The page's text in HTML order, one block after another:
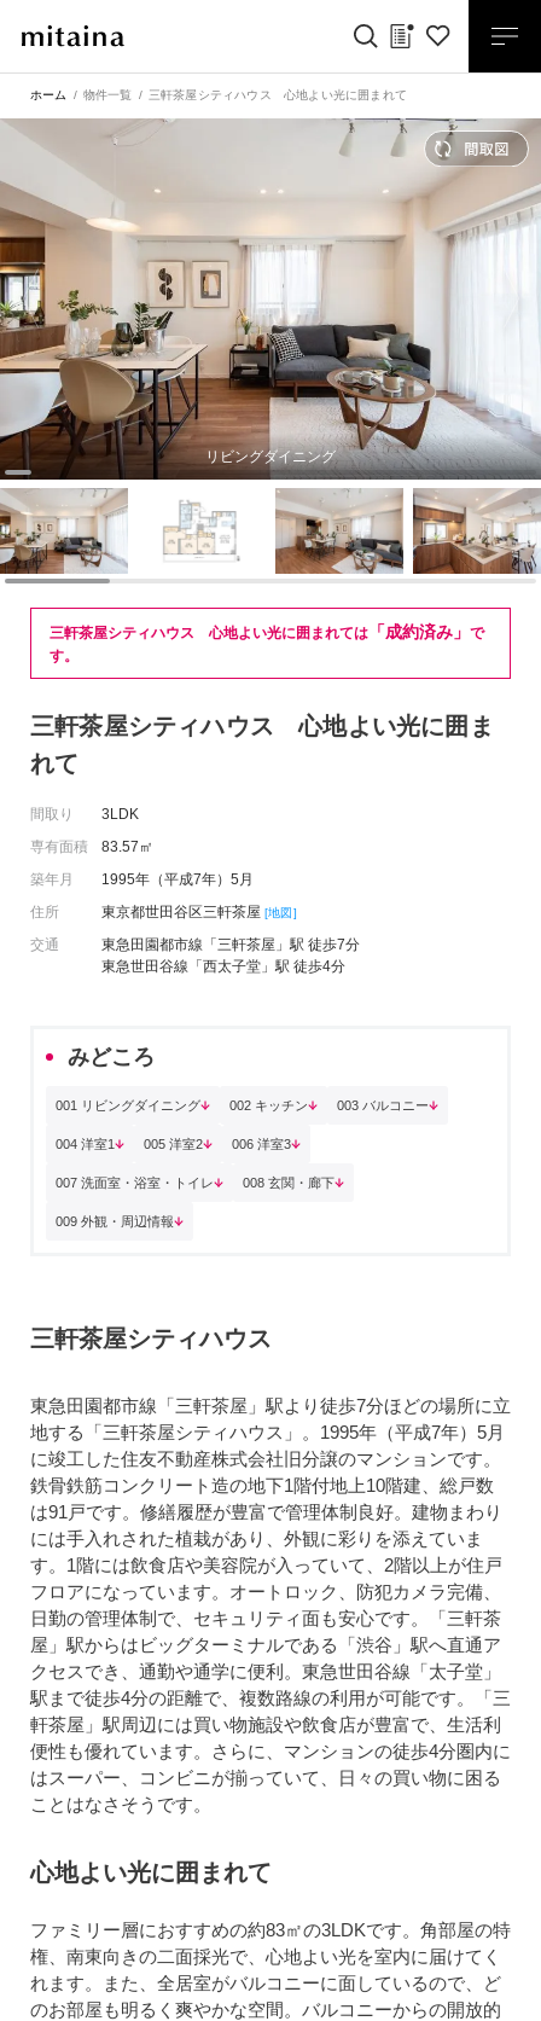
ホーム 物件一覧 三軒茶屋シティハウス 心地よい光に囲まれて
リビングダイニング
三軒茶屋シティハウス 心地よい光に囲まれては 「成約済み」 で
す。
三軒茶屋シティハウス 心地よい光に囲ま
れて
間取り
3LDK
専有面積
83.57㎡
築年月
1995年（平成7年）5月
住所
東京都世田谷区三軒茶屋 [地図]
交通
東急田園都市線「三軒茶屋」駅 徒歩7分
東急世田谷線「西太子堂」駅 徒歩4分
みどころ
001 リビングダイニング 002 キッチン 003 バルコニー
004 洋室1 005 洋室2 006 洋室3
007 洗面室・浴室・トイレ 008 玄関・廊下
009 外観・周辺情報
三軒茶屋シティハウス
東急田園都市線「三軒茶屋」駅より徒歩7分ほどの場所に立
地する「三軒茶屋シティハウス」。1995年（平成7年）5月
に竣工した住友不動産株式会社旧分譲のマンションです。
鉄骨鉄筋コンクリート造の地下1階付地上10階建、総戸数
は91戸です。修繕履歴が豊富で管理体制良好。建物まわり
には手入れされた植栽があり、外観に彩りを添えていま
す。1階には飲食店や美容院が入っていて、2階以上が住戸
フロアになっています。オートロック、防犯カメラ完備、
日勤の管理体制で、セキュリティ面も安心です。「三軒茶
屋」駅からはビッグターミナルである「渋谷」駅へ直通ア
クセスでき、通勤や通学に便利。東急世田谷線「太子堂」
駅まで徒歩4分の距離で、複数路線の利用が可能です。「三
軒茶屋」駅周辺には買い物施設や飲食店が豊富で、生活利
便性も優れています。さらに、マンションの徒歩4分圏内に
はスーパー、コンビニが揃っていて、日々の買い物に困る
ことはなさそうです。
心地よい光に囲まれて
ファミリー層におすすめの約83㎡の3LDKです。角部屋の特
権、南東向きの二面採光で、心地よい光を室内に届けてく
れます。また、全居室がバルコニーに面しているので、ど
のお部屋も明るく爽やかな空間。バルコニーからの開放的